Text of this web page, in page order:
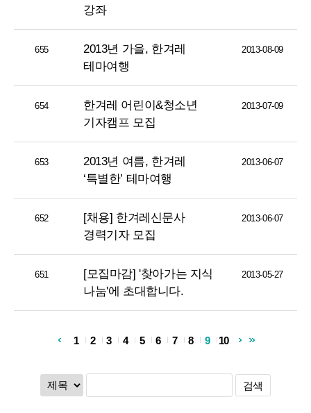
강좌
655
2013년 가을, 한겨레
테마여행
2013-08-09
654
한겨레 어린이&청소년
기자캠프 모집
2013-07-09
653
2013년 여름, 한겨레
‘특별한’ 테마여행
2013-06-07
652
[채용] 한겨레신문사
경력기자 모집
2013-06-07
651
[모집마감] '찾아가는 지식
나눔'에 초대합니다.
2013-05-27
1 2 3 4 5 6 7 8 9 10
검색